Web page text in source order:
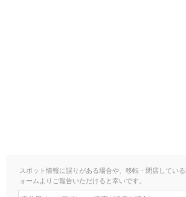
スポット情報に誤りがある場合や、移転・閉店してい
ォームよりご報告いただけると幸いです。